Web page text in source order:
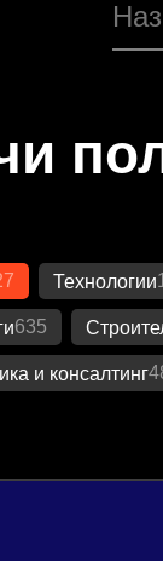
Технологии
635
и консалтинг